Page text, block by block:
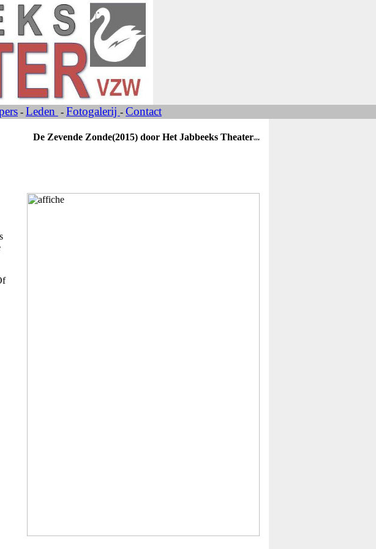
- Leden - Fotogalerij - Contact
De Zevende Zonde(2015) door Het Jabbeeks Theatervzw